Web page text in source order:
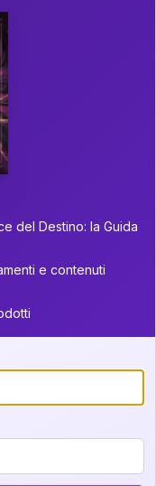
alla newsletter
della tua
vostra
del Destino: la Guida
e contenuti